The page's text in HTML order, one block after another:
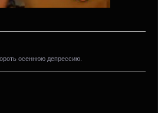
осеннюю депрессию.